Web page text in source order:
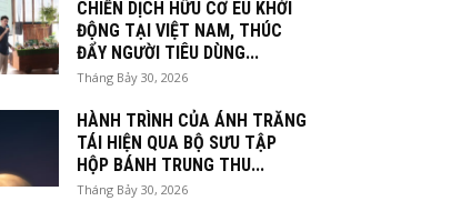
CHIẾN DỊCH HỮU CƠ EU KHỞI
ĐỘNG TẠI VIỆT NAM, THÚC
ĐẨY NGƯỜI TIÊU DÙNG...
Tháng Bảy 30, 2026
HÀNH TRÌNH CỦA ÁNH TRĂNG
TÁI HIỆN QUA BỘ SƯU TẬP
HỘP BÁNH TRUNG THU...
Tháng Bảy 30, 2026